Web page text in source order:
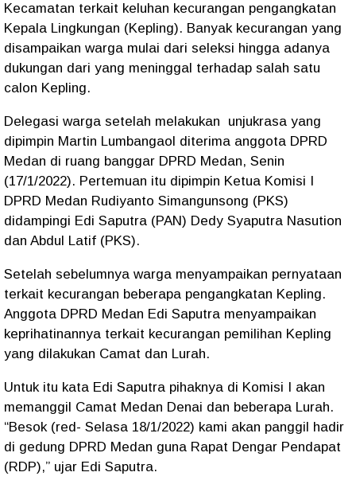
Kecamatan terkait keluhan kecurangan pengangkatan
Kepala Lingkungan (Kepling). Banyak kecurangan yang
disampaikan warga mulai dari seleksi hingga adanya
dukungan dari yang meninggal terhadap salah satu
calon Kepling.
Delegasi warga setelah melakukan unjukrasa yang
dipimpin Martin Lumbangaol diterima anggota DPRD
Medan di ruang banggar DPRD Medan, Senin
(17/1/2022). Pertemuan itu dipimpin Ketua Komisi I
DPRD Medan Rudiyanto Simangunsong (PKS)
didampingi Edi Saputra (PAN) Dedy Syaputra Nasution
dan Abdul Latif (PKS).
Setelah sebelumnya warga menyampaikan pernyataan
terkait kecurangan beberapa pengangkatan Kepling.
Anggota DPRD Medan Edi Saputra menyampaikan
keprihatinannya terkait kecurangan pemilihan Kepling
yang dilakukan Camat dan Lurah.
Untuk itu kata Edi Saputra pihaknya di Komisi I akan
memanggil Camat Medan Denai dan beberapa Lurah.
“Besok (red- Selasa 18/1/2022) kami akan panggil hadir
di gedung DPRD Medan guna Rapat Dengar Pendapat
(RDP),” ujar Edi Saputra.